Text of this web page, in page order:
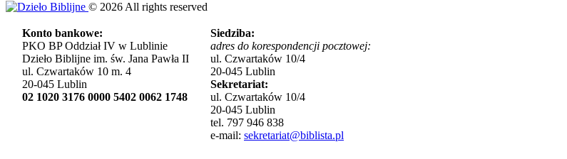
© 2026All rights reserved
Konto bankowe:
PKO BP Oddział IV w Lublinie
Dzieło Biblijne im. św. Jana Pawła II
ul. Czwartaków 10 m. 4
20-045 Lublin
02 1020 3176 0000 5402 0062 1748
Siedziba:
adres do korespondencji pocztowej:
ul. Czwartaków 10/4
20-045 Lublin
Sekretariat:
ul. Czwartaków 10/4
20-045 Lublin
tel. 797 946 838
e-mail: sekretariat@biblista.pl